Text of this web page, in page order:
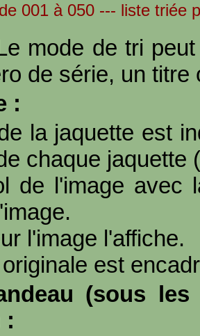
001 à 050 --- liste triée
mode de tri
de série, un titre
:
la jaquette est
chaque jaquette (
de l'image avec
l'image l'affiche.
est
(sous
: